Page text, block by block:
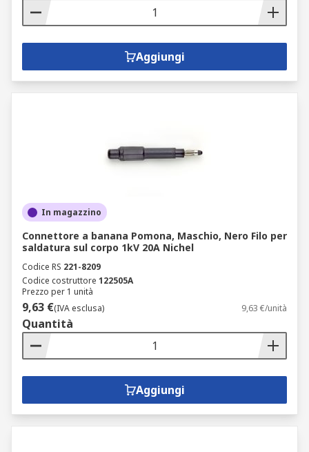
Aggiungi
In magazzino
Connettore a banana Pomona, Maschio, Nero Filo per
saldatura sul corpo 1kV 20A Nichel
Codice RS 221-8209
Codice costruttore 122505A
Prezzo per 1 unità
9,63 €(IVA esclusa) 9,63 €/unità
Quantità
Aggiungi